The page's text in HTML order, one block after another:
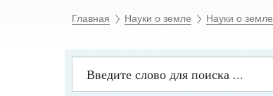
Главная Науки о земле Науки о земле